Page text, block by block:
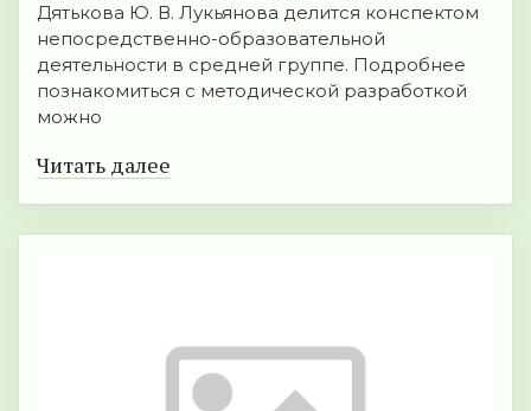
Дятькова Ю. В. Лукьянова делится конспектом
непосредственно-образовательной
деятельности в средней группе. Подробнее
познакомиться с методической разработкой
можно
Читать далее